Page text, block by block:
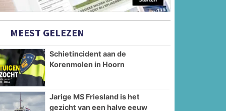
MEEST GELEZEN
Schietincident aan de
Korenmolen in Hoorn
Jarige MS Friesland is het
gezicht van een halve eeuw